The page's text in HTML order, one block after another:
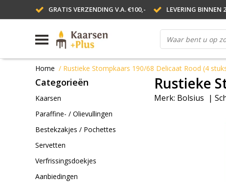
GRATIS VERZENDING V.A. €100,- LEVERING BINNEN
Home / Rustieke Stompkaars 190/68 Delicaat Rood (4
Categorieën
Kaarsen
Paraffine- / Olievullingen
Bestekzakjes / Pochettes
Servetten
Verfrissingsdoekjes
Aanbiedingen
Rustieke
Merk: Bolsius |